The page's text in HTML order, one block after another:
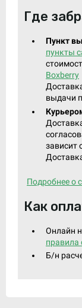
Где
Пункт
пункты
Boxberry
выдачи
зависит
Подробнее о
Как
Онлайн
правила
Б/н